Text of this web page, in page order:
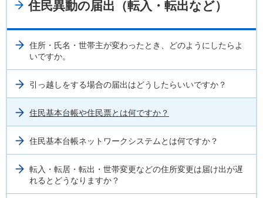
住民異動の届出（転入・転出など）
住所・氏名・世帯主が変わったとき、どのようにしたらよ
いですか。
引っ越しをする場合の届出はどうしたらいいですか？
住民基本台帳や住民票とは何ですか？
住民基本台帳ネットワークシステムとは何ですか？
転入・転居・転出・世帯変更などの住所変更は届け出が遅
れるとどうなりますか？